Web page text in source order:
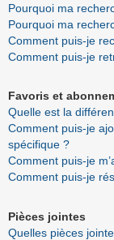
Pourquoi ma
Pourquoi ma
Comment puis-je
Comment puis-je
Favoris et
Quelle est la
Comment puis-je
spécifique ?
Comment puis-je
Comment puis-je
Pièces jointes
Quelles pièces